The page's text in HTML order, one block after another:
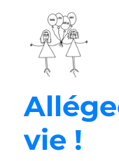
vie !